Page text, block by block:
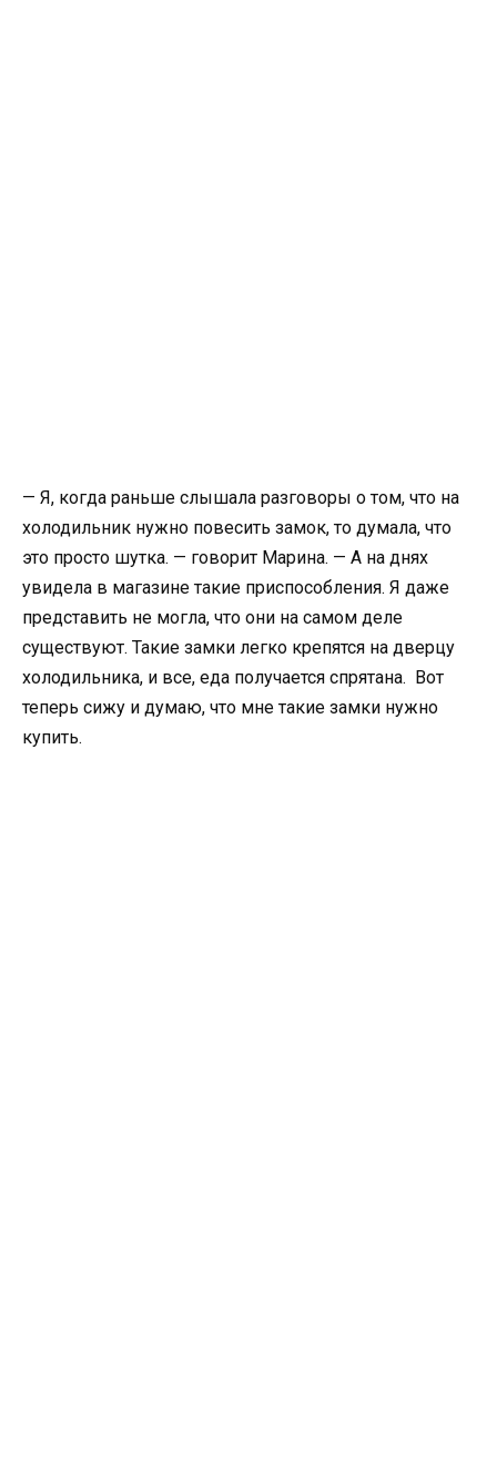
— Я, когда раньше слышала разговоры о том, что на
холодильник нужно повесить замок, то думала, что
это просто шутка. — говорит Марина. — А на днях
увидела в магазине такие приспособления. Я даже
представить не могла, что они на самом деле
существуют. Такие замки легко крепятся на дверцу
холодильника, и все, еда получается спрятана. Вот
теперь сижу и думаю, что мне такие замки нужно
купить.